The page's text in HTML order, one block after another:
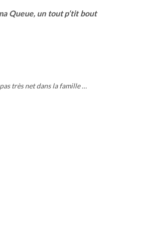
Queue, un tout p’tit bout
très net dans la famille …